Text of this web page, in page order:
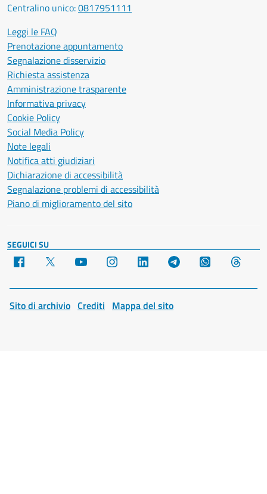
Centralino unico:0817951111
Leggi le FAQ
Prenotazione appuntamento
Segnalazione disservizio
Richiesta assistenza
Amministrazione trasparente
Informativa privacy
Cookie Policy
Social Media Policy
Note legali
Notifica atti giudiziari
Dichiarazione di accessibilità
Segnalazione problemi di accessibilità
Piano di miglioramento del sito
SEGUICI SU
Facebook YouTube Instagram LinkedIn Telegram WhatsApp
Sito di archivio Crediti Mappa del sito